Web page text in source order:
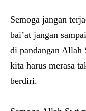
Semoga jangan
bai’at jangan
di pandangan Allah
kita harus merasa
berdiri.